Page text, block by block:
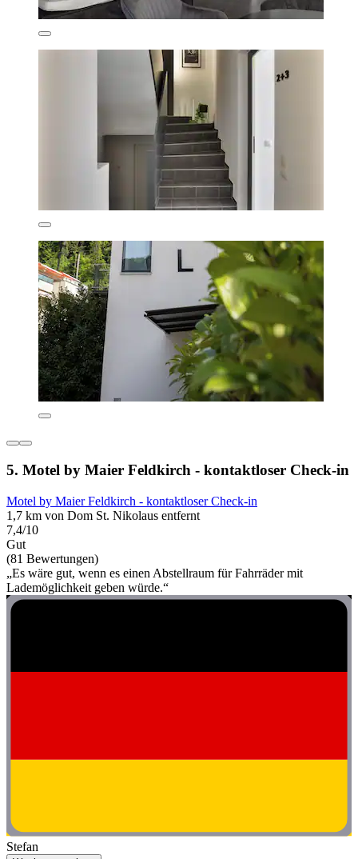
5. Motel by Maier Feldkirch - kontaktloser Check-in
Motel by Maier Feldkirch - kontaktloser Check-in
1,7 km von Dom St. Nikolaus entfernt
7,4/10
Gut
(81 Bewertungen)
„Es wäre gut, wenn es einen Abstellraum für Fahrräder mit
Lademöglichkeit geben würde.“
Stefan